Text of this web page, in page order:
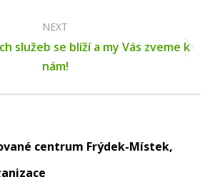
NEXT
Next
post:
služeb se blíží a my Vás zveme k
nám!
centrum Frýdek-Místek,